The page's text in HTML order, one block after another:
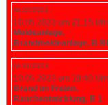
Nr.32/2023
10.05.2023 um 21:15 Uhr
Meldeanlage,
Brandmeldeanlage, B
Nr.31/2023
10.05.2023 um 19:40 Uhr
Brand im Freien,
Rauchentwicklung, B 1